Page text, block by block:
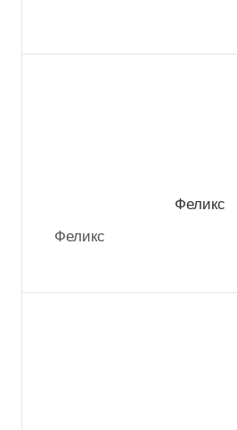
Феликс
Феликс